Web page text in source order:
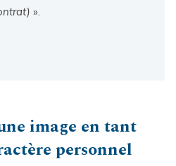
».
image en tant
personnel